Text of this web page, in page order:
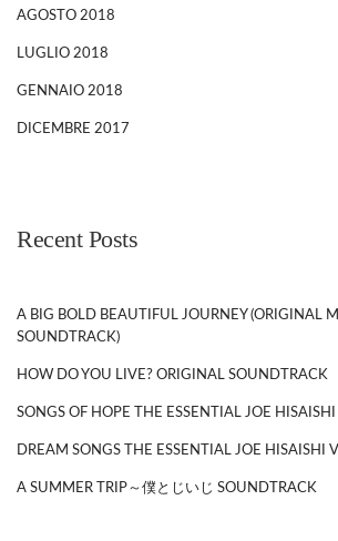
AGOSTO 2018
LUGLIO 2018
GENNAIO 2018
DICEMBRE 2017
Recent Posts
A BIG BOLD BEAUTIFUL JOURNEY (ORIGINAL
SOUNDTRACK)
HOW DO YOU LIVE? ORIGINAL SOUNDTRACK
SONGS OF HOPE THE ESSENTIAL JOE
DREAM SONGS THE ESSENTIAL JOE HISAISHI
A SUMMER TRIP～僕とじいじ SOUNDTRACK